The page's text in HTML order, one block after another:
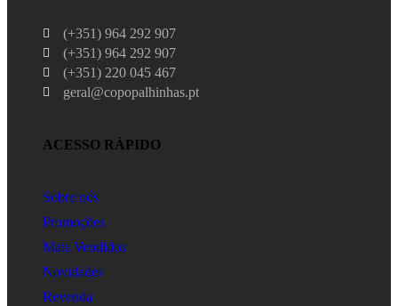
(+351) 964 292 907
(+351) 964 292 907
(+351) 220 045 467
geral@copopalhinhas.pt
ACESSO RÁPIDO
Sobre nós
Promoções
Mais Vendidos
Novidades
Revenda